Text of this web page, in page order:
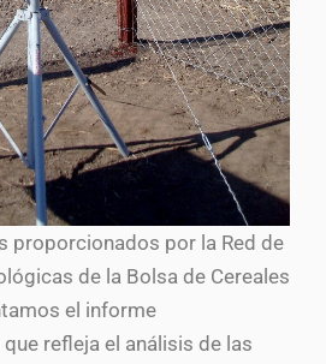
proporcionados por la Red de
de la Bolsa de Cereales
el informe
refleja el análisis de las